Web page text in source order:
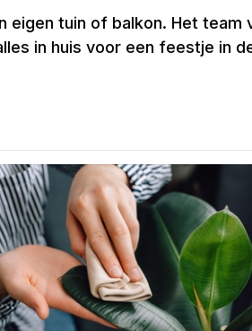
tuin of balkon. Het team
in huis voor een feestje in